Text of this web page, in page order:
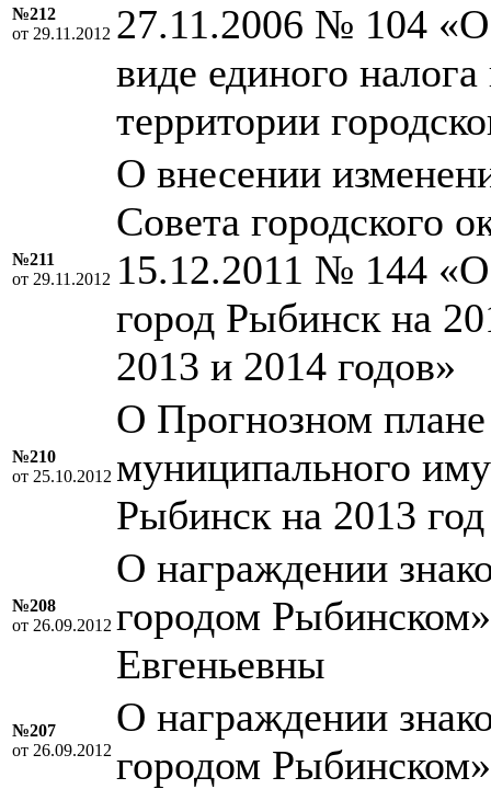
№212
от 29.11.2012 27.11.2006 № 104 «О
виде единого
территории
№211
от 29.11.2012
О внесении
Совета городского
15.12.2011 № 144 «О
город Рыбинск на
2013 и 2014 годов»
№210
от 25.10.2012
О Прогнозном
муниципального
Рыбинск на 2013 год
№208
от 26.09.2012
О награждении
городом
Евгеньевны
№207
от 26.09.2012
О награждении
городом